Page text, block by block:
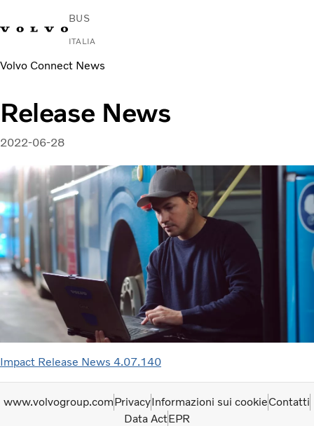
BUS
ITALIA
Change MarketContattaci Trova un concessionario
Urbano e interurbano
Autobus turistici
Perché Volvo?
notizie e media
Contatti
Volvo Connect News
Release News
2022-06-28
Impact Release News 4.07.140
www.volvogroup.comPrivacyInformazioni sui cookieContatti
Data ActEPR